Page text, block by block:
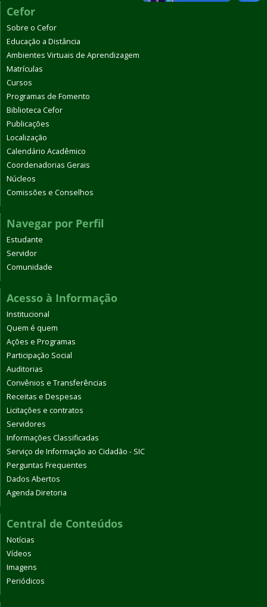
Cefor
Sobre o Cefor
Educação a Distância
Ambientes Virtuais de Aprendizagem
Matrículas
Cursos
Programas de Fomento
Biblioteca Cefor
Publicações
Localização
Calendário Acadêmico
Coordenadorias Gerais
Núcleos
Comissões e Conselhos
Navegar por Perfil
Estudante
Servidor
Comunidade
Acesso à Informação
Institucional
Quem é quem
Ações e Programas
Participação Social
Auditorias
Convênios e Transferências
Receitas e Despesas
Licitações e contratos
Servidores
Informações Classificadas
Serviço de Informação ao Cidadão - SIC
Perguntas Frequentes
Dados Abertos
Agenda Diretoria
Central de Conteúdos
Notícias
Vídeos
Imagens
Periódicos